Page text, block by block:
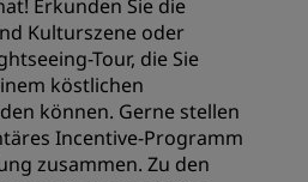
Erkunden Sie die
Kulturszene oder
Tour, die Sie
köstlichen
können. Gerne stellen
Incentive-Programm
zusammen. Zu den